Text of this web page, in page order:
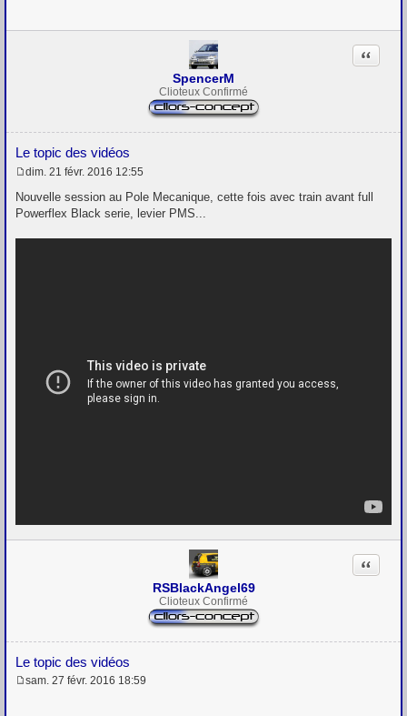
SpencerM
Clioteux Confirmé
Le topic des vidéos
Citation
e
s
dim. 21 févr. 2016 12:55
Nouvelle session au Pole Mecanique, cette fois avec train avant full
Powerflex Black serie, levier PMS...
RSBlackAngel69
Clioteux Confirmé
Le topic des vidéos
Citation
sam. 27 févr. 2016 18:59